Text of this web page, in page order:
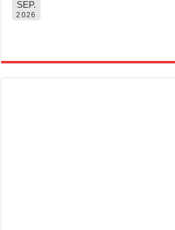
SEP.
2026